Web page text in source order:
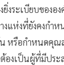
ยิ่งระเบียบของอ
แห่งที่ยังคงกำห
หรือกำหนดคุณ
ต้องเป็นผู้ที่มีปร